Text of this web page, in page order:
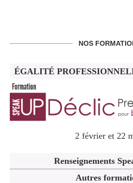
NOS
ÉGALITÉ
2 février et 22
Renseignements
Autres